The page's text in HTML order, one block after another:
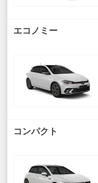
エコノミー
コンパクト